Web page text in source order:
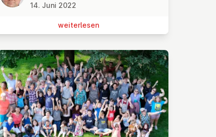
14. Juni 2022
wei­ter­le­sen